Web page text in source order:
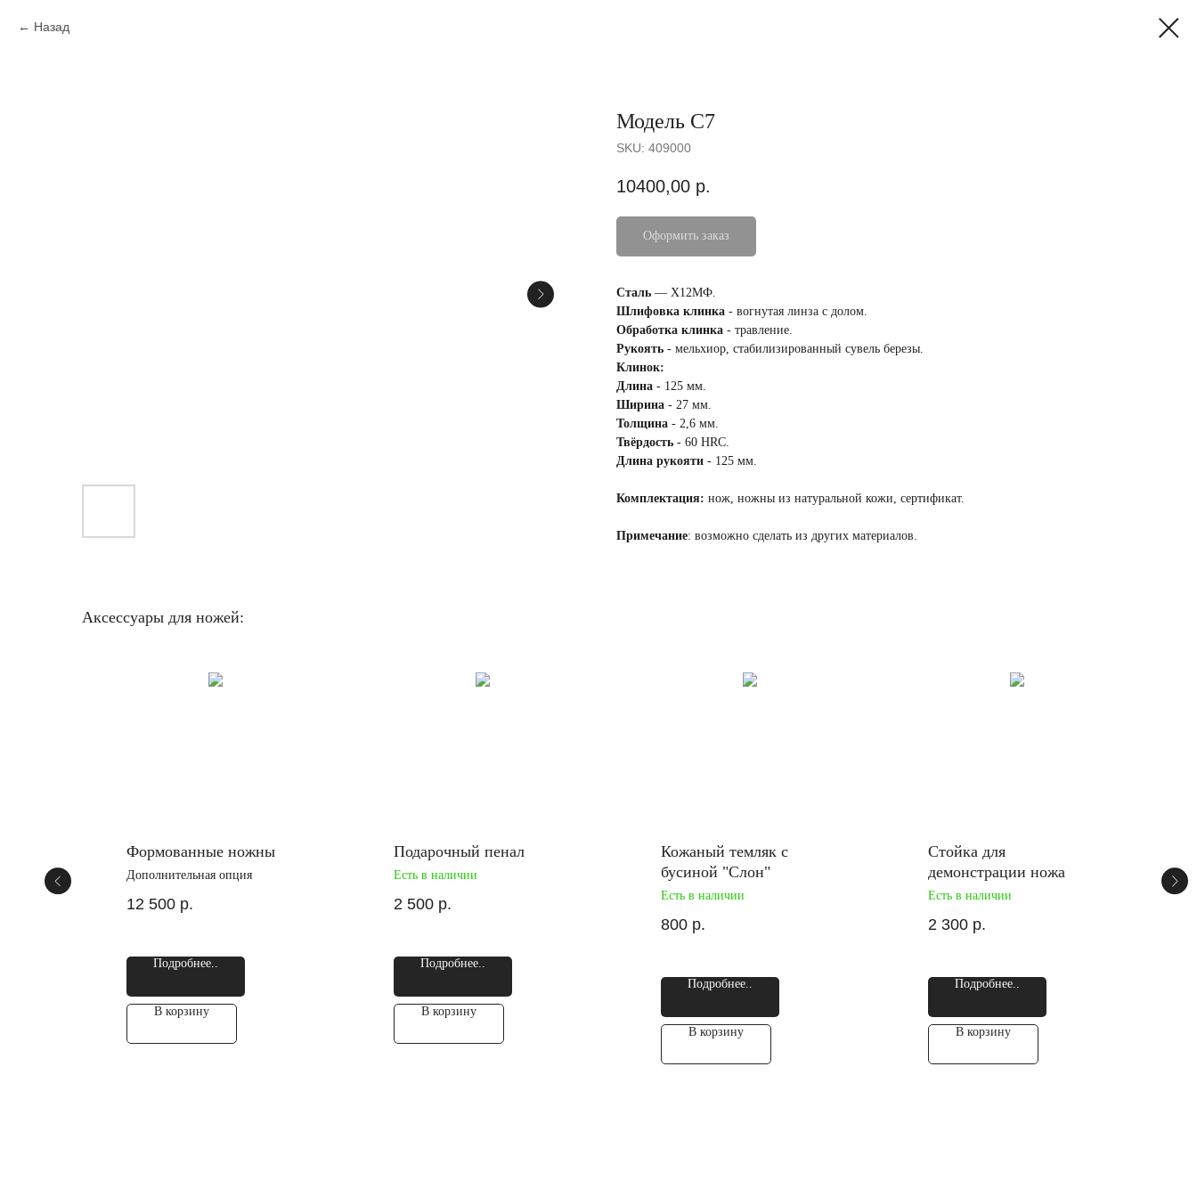
Назад
Модель С7
SKU: 409000
10400,00 р.
Оформить заказ
Сталь — Х12МФ.
Шлифовка клинка - вогнутая линза с долом.
Обработка клинка - травление.
Рукоять - мельхиор, стабилизированный сувель березы.
Клинок:
Длина - 125 мм.
Ширина - 27 мм.
Толщина - 2,6 мм.
Твёрдость - 60 HRC.
Длина рукояти - 125 мм.
Комплектация: нож, ножны из натуральной кожи, сертификат.
Примечание: возможно сделать из других материалов.
Аксессуары для ножей:
Формованные ножны
Дополнительная опция
12 500 р.
Подробнее..
В корзину
Подарочный пенал
Есть в наличии
2 500 р.
Подробнее..
В корзину
Кожаный темляк с
бусиной "Слон"
Есть в наличии
800 р.
Подробнее..
В корзину
Стойка для
демонстрации ножа
Есть в наличии
2 300 р.
Подробнее..
В корзину